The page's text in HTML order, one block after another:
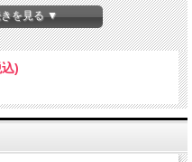
さぎですか？」（原作：Koi先生 /
フ会「 #ベルコルノごちうさオフ」
を見る ▼
)